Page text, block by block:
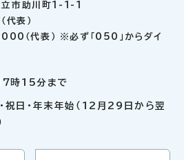
市助川町1-1-1
表）
（代表） ※必ず「050」からダイ
時15分まで
祝日・年末年始（12月29日から翌